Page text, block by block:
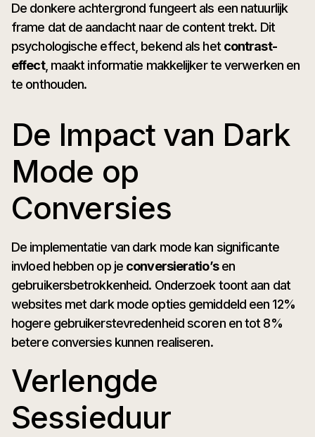
De donkere achtergrond fungeert als een natuurlijk
frame dat de aandacht naar de content trekt. Dit
psychologische effect, bekend als hetcontrast-
effect, maakt informatie makkelijker te verwerken en
te onthouden.
De Impact van Dark
Mode op
Conversies
De implementatie van dark mode kan significante
invloed hebben op je conversieratio’sen
gebruikersbetrokkenheid. Onderzoek toont aan dat
websites met dark mode opties gemiddeld een 12%
hogere gebruikerstevredenheid scoren en tot 8%
betere conversies kunnen realiseren.
Verlengde
Sessieduur